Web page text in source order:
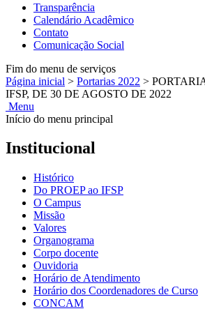
Transparência
Calendário Acadêmico
Contato
Comunicação Social
Fim do menu de serviços
Página inicial > Portarias 2022 >
IFSP, DE 30 DE AGOSTO DE 2022
Menu
Início do menu principal
Institucional
Histórico
Do PROEP ao IFSP
O Campus
Missão
Valores
Organograma
Corpo docente
Ouvidoria
Horário de Atendimento
Horário dos Coordenadores de Curso
CONCAM